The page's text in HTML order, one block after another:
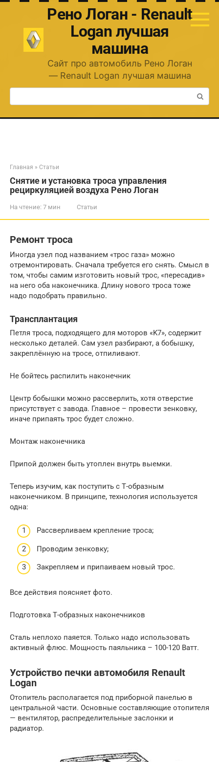
Перейти
Рено Логан - Renault
Logan лучшая
машина
Сайт про автомобиль Рено Логан
— Renault Logan лучшая машина
Поиск:
Главная » Статьи
Снятие и установка троса управления
рециркуляцией воздуха Рено Логан
На чтение: 7 мин Статьи
Ремонт троса
Иногда узел под названием «трос газа» можно
отремонтировать. Сначала требуется его снять. Смысл в
том, чтобы самим изготовить новый трос, «пересадив»
на него оба наконечника. Длину нового троса тоже
надо подобрать правильно.
Трансплантация
Петля троса, подходящего для моторов «K7», содержит
несколько деталей. Сам узел разбирают, а бобышку,
закреплённую на тросе, отпиливают.
Не бойтесь распилить наконечник
Центр бобышки можно рассверлить, хотя отверстие
присутствует с завода. Главное – провести зенковку,
иначе припаять трос будет сложно.
Монтаж наконечника
Припой должен быть утоплен внутрь выемки.
Теперь изучим, как поступить с Т-образным
наконечником. В принципе, технология используется
одна:
Рассверливаем крепление троса;
Проводим зенковку;
Закрепляем и припаиваем новый трос.
Все действия поясняет фото.
Подготовка Т-образных наконечников
Сталь неплохо паяется. Только надо использовать
активный флюс. Мощность паяльника – 100-120 Ватт.
Устройство печки автомобиля Renault
Logan
Отопитель располагается под приборной панелью в
центральной части. Основные составляющие отопителя
— вентилятор, распределительные заслонки и
радиатор.